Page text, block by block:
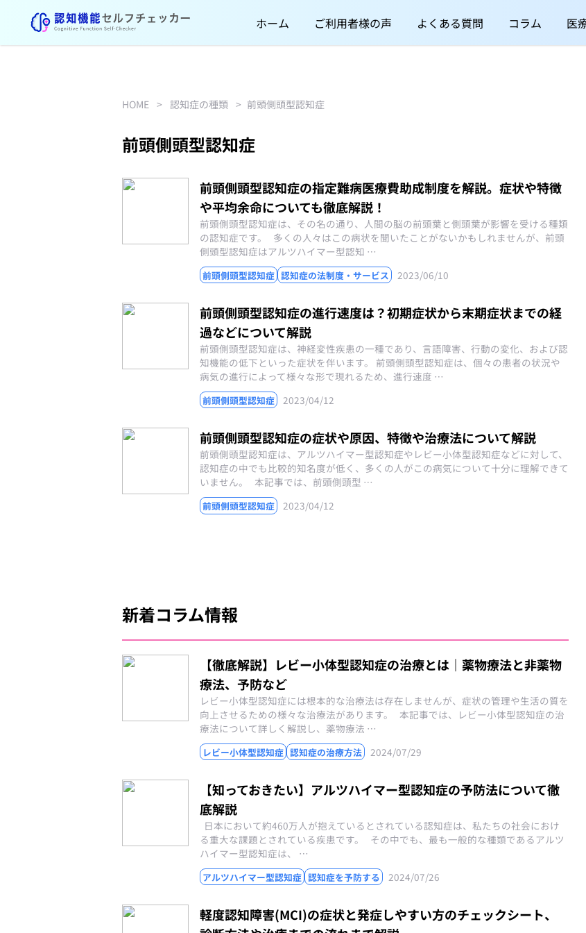
ホーム ご利用者様の声 よくある質問 コラム 医
HOME > 認知症の種類 > 前頭側頭型認知症
前頭側頭型認知症
前頭側頭型認知症の指定難病医療費助成制度を解説。症状や特徴
や平均余命についても徹底解説！
前頭側頭型認知症は、その名の通り、人間の脳の前頭葉と側頭葉が影響を受ける種類
の認知症です。 多くの人々はこの病状を聞いたことがないかもしれませんが、前頭
側頭型認知症はアルツハイマー型認知 …
前頭側頭型認知症 認知症の法制度・サービス 2023/06/10
前頭側頭型認知症の進行速度は？初期症状から末期症状までの経
過などについて解説
前頭側頭型認知症は、神経変性疾患の一種であり、言語障害、行動の変化、および認
知機能の低下といった症状を伴います。 前頭側頭型認知症は、個々の患者の状況や
病気の進行によって様々な形で現れるため、進行速度 …
前頭側頭型認知症 2023/04/12
前頭側頭型認知症の症状や原因、特徴や治療法について解説
前頭側頭型認知症は、アルツハイマー型認知症やレビー小体型認知症などに対して、
認知症の中でも比較的知名度が低く、多くの人がこの病気について十分に理解できて
いません。 本記事では、前頭側頭型 …
前頭側頭型認知症 2023/04/12
新着コラム情報
【徹底解説】レビー小体型認知症の治療とは｜薬物療法と非薬物
療法、予防など
レビー小体型認知症には根本的な治療法は存在しませんが、症状の管理や生活の質を
向上させるための様々な治療法があります。 本記事では、レビー小体型認知症の治
療法について詳しく解説し、薬物療法 …
レビー小体型認知症 認知症の治療方法 2024/07/29
【知っておきたい】アルツハイマー型認知症の予防法について徹
底解説
日本において約460万人が抱えているとされている認知症は、私たちの社会におけ
る重大な課題とされている疾患です。 その中でも、最も一般的な種類であるアルツ
ハイマー型認知症は、 …
アルツハイマー型認知症 認知症を予防する 2024/07/26
軽度認知障害(MCI)の症状と発症しやすい方のチェックシート、